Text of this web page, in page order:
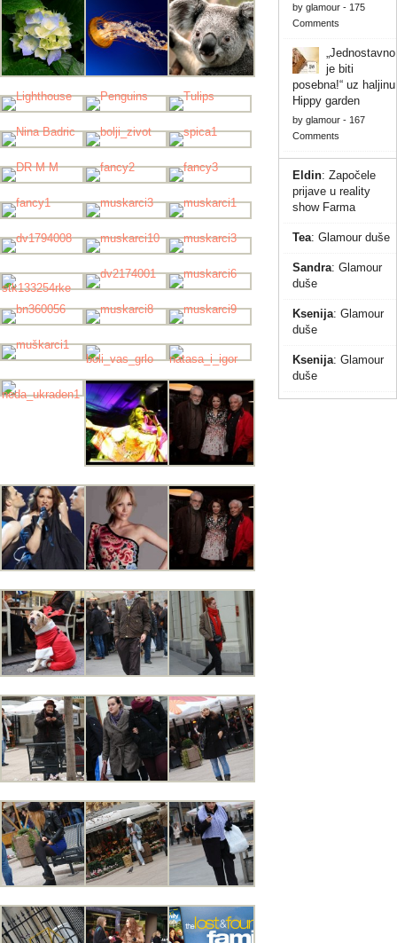
by glamour- 175
Comments
„Jednostavno
je biti
posebna!“ uz haljinu
Hippy garden
by glamour- 167
Comments
Eldin: Započele
prijave u reality
show Farma
Tea: Glamour duše
Sandra: Glamour
duše
Ksenija: Glamour
duše
Ksenija: Glamour
duše